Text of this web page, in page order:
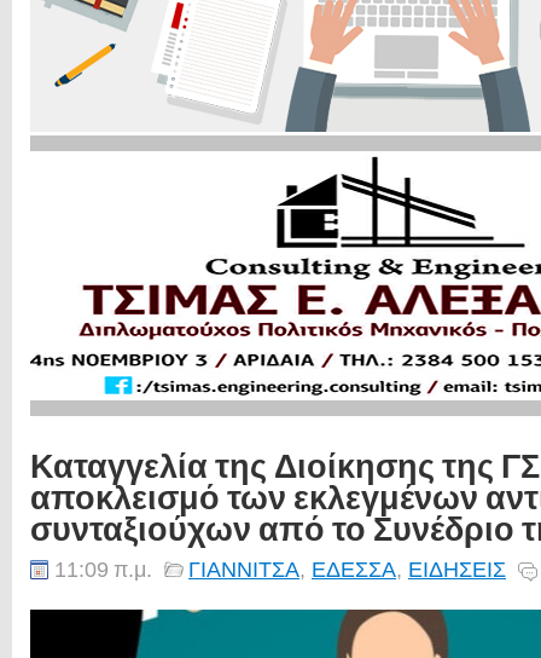
Καταγγελία της Διοίκησης της
αποκλεισμό των εκλεγμένων
συνταξιούχων από το Συνέδριο
11:09 π.μ. ΓΙΑΝΝΙΤΣΑ, ΕΔΕΣΣΑ, ΕΙΔΗΣΕΙΣ